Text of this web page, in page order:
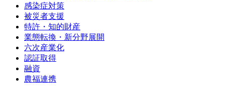
感染症対策
被災者支援
特許・知的財産
業態転換・新分野展開
六次産業化
認証取得
融資
農福連携